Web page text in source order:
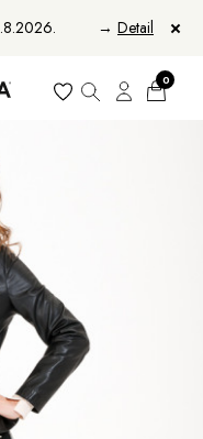
→ Detail
kabáty a vesty
tašky a batohy
0